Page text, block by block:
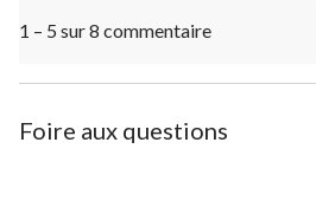
1 – 5 sur 8 commentaire
Foire aux questions